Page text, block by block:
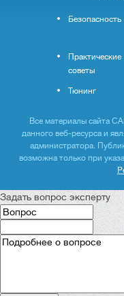
Безопасность
Практические
советы
Тюнинг
Все материалы сайта
данного веб-ресурса и
администратора.
возможна только при
Задать вопрос эксперту